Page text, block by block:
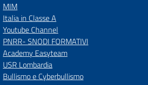
MIM
Italia in Classe A
Youtube Channel
PNRR- SNODI FORMATIVI
Academy Easyteam
USR Lombardia
Bullismo e Cyberbullismo